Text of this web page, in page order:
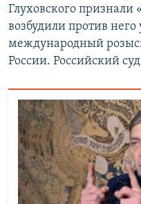
Глуховского
возбудили против
международный
России. Российский